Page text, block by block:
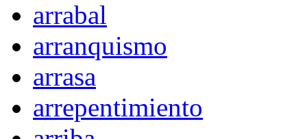
arrabal
arranquismo
arrasa
arrepentimiento